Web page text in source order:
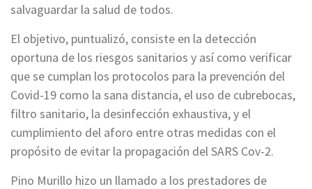
salvaguardar la salud de todos.
El objetivo, puntualizó, consiste en la detección
oportuna de los riesgos sanitarios y así como verificar
que se cumplan los protocolos para la prevención del
Covid-19 como la sana distancia, el uso de cubrebocas,
filtro sanitario, la desinfección exhaustiva, y el
cumplimiento del aforo entre otras medidas con el
propósito de evitar la propagación del SARS Cov-2.
Pino Murillo hizo un llamado a los prestadores de